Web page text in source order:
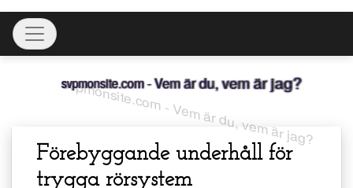
Skip
content
Toggle navigation
svpmonsite.com - Vem är du, vem är jag?
Förebyggande underhåll för
trygga rörsystem